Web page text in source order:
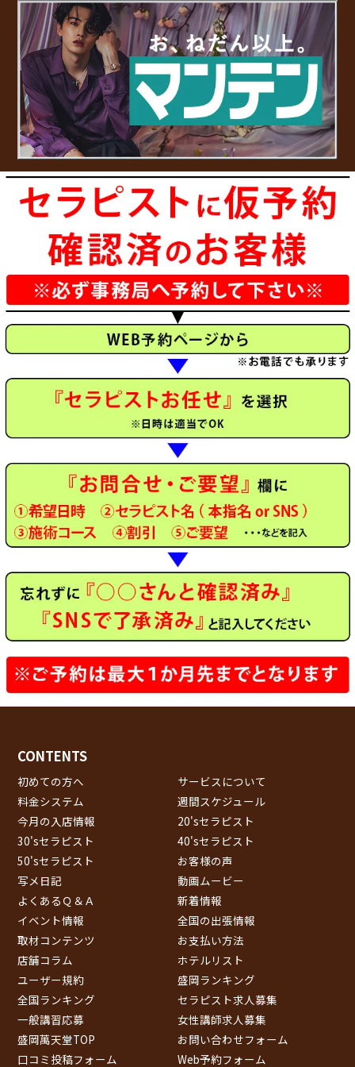
CONTENTS
初めての方へ
サービスについて
料金システム
週間スケジュール
今月の入店情報
20'sセラピスト
30'sセラピスト
40'sセラピスト
50'sセラピスト
お客様の声
写メ日記
動画ムービー
よくあるＱ＆Ａ
新着情報
イベント情報
全国の出張情報
取材コンテンツ
お支払い方法
店舗コラム
ホテルリスト
ユーザー規約
盛岡ランキング
全国ランキング
セラピスト求人募集
一般講習応募
女性講師求人募集
盛岡萬天堂TOP
お問い合わせフォーム
口コミ投稿フォーム
Web予約フォーム